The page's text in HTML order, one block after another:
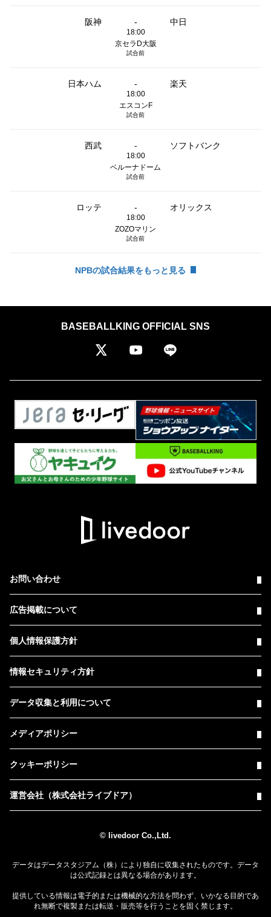
阪神 - 中日
18:00
京セラD大阪
試合前
日本ハム - 楽天
18:00
エスコンF
試合前
西武 - ソフトバンク
18:00
ベルーナドーム
試合前
ロッテ - オリックス
18:00
ZOZOマリン
試合前
NPBの試合結果をもっと見る
BASEBALLKING OFFICIAL SNS
お問い合わせ
広告掲載について
個人情報保護方針
情報セキュリティ方針
データ収集と利用について
メディアポリシー
クッキーポリシー
運営会社（株式会社ライブドア）
© livedoor Co.,Ltd.
データはデータスタジアム（株）により独自に収集されたものです。データ
は公式記録とは異なる場合があります。
提供している情報は電子的または機械的な方法を問わず、いかなる目的であ
れ無断で複製または転送・販売等を行うことを固く禁じます。